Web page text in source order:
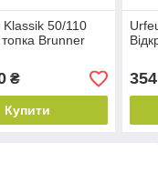
50/110
топка Brunner
₴
Купити